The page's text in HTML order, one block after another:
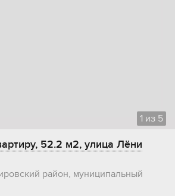
1 из 5
52.2 м2, улица Лёни
район, муниципальный